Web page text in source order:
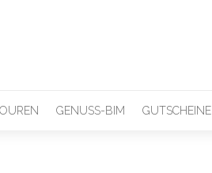
GENUSS-BIM GUTSCHEINE